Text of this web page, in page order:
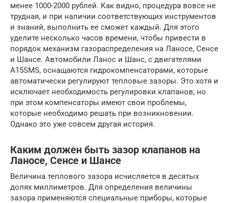
менее 1000-2000 рублей. Как видно, процедура вовсе не
трудная, и при наличии соответствующих инструментов
и знаний, выполнить ее сможет каждый. Для этого
уделите несколько часов времени, чтобы привести в
порядок механизм газораспределения на Ланосе, Сенсе
и Шансе. Автомобили Ланос и Шанс, с двигателями
A15SMS, оснащаются гидрокомпенсаторами, которые
автоматически регулируют тепловые зазоры. Это хотя и
исключает необходимость регулировки клапанов, но
при этом компенсаторы имеют свои проблемы,
которые необходимо решать при возникновении.
Однако это уже совсем другая история.
Каким должен быть зазор клапанов на
Ланосе, Сенсе и Шансе
Величина теплового зазора исчисляется в десятых
долях миллиметров. Для определения величины
зазора применяются специальные приборы, которые